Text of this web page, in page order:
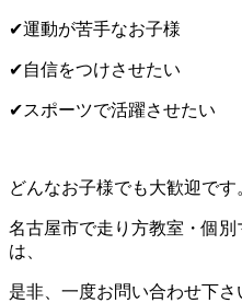
✔運動が苦手なお子様
✔自信をつけさせたい
✔スポーツで活躍させたい
どんなお子様でも大歓迎です
名古屋市で走り方教室・個
は、
是非、一度お問い合わせ下さ